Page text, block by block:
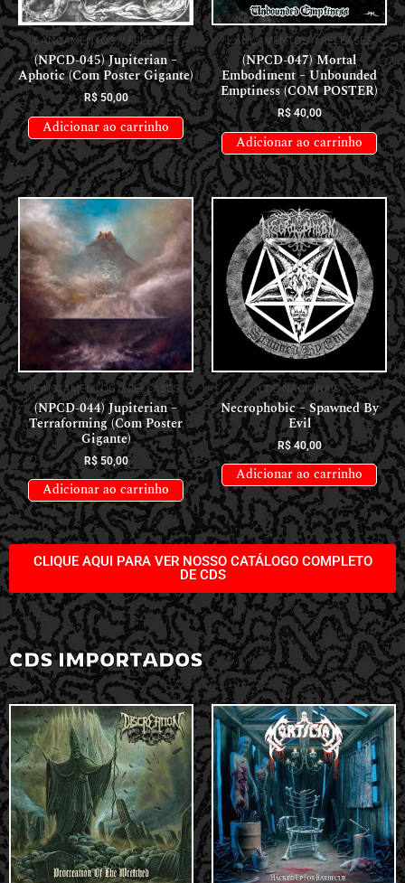
LANÇAMENTOS // RELEASES
(NPCD-045) Jupiterian –
Aphotic (Com Poster Gigante)
R$50,00
Adicionar ao carrinho
LANÇAMENTOS // RELEASES
(NPCD-047) Mortal
Embodiment – Unbounded
Emptiness (COM POSTER)
R$40,00
Adicionar ao carrinho
LANÇAMENTOS // RELEASES
(NPCD-044) Jupiterian –
Terraforming (Com Poster
Gigante)
R$50,00
Adicionar ao carrinho
CDS NACIONAIS
Necrophobic – Spawned By
Evil
R$40,00
Adicionar ao carrinho
CLIQUE AQUI PARA VER NOSSO CATÁLOGO COMPLETO
DE CDS
CDS IMPORTADOS